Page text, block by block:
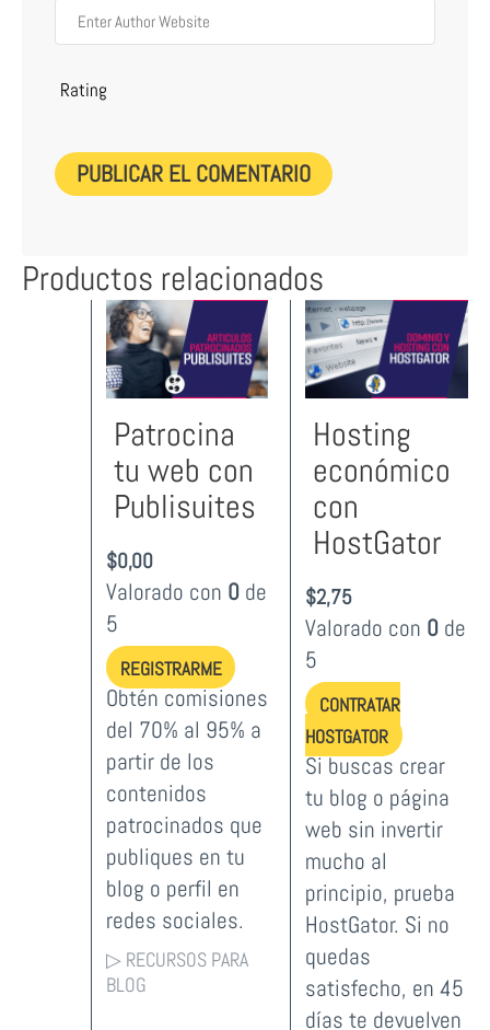
Rating
Productos relacionados
Patrocina
tu web con
Publisuites
$0,00
Valorado con 0de
5
REGISTRARME
Obtén comisiones
del 70% al 95% a
partir de los
contenidos
patrocinados que
publiques en tu
blog o perfil en
redes sociales.
▷ RECURSOS PARA
BLOG
Hosting
económico
con
HostGator
$2,75
Valorado con 0 de
5
CONTRATAR
HOSTGATOR
Si buscas crear
tu blog o página
web sin invertir
mucho al
principio, prueba
HostGator. Si no
quedas
satisfecho, en 45
días te devuelven